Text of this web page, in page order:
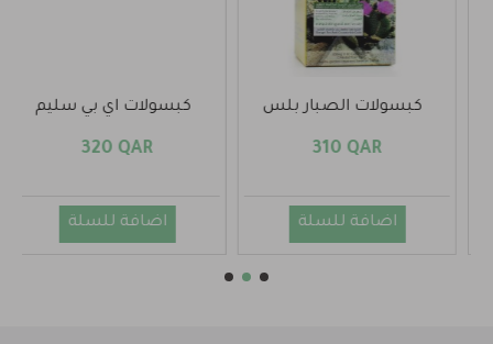
كبسولات اي بي سليم
320 QAR
اضافة للسلة
جلوتا وايت لتبييض البشرة
190 QAR
اضافة للسلة